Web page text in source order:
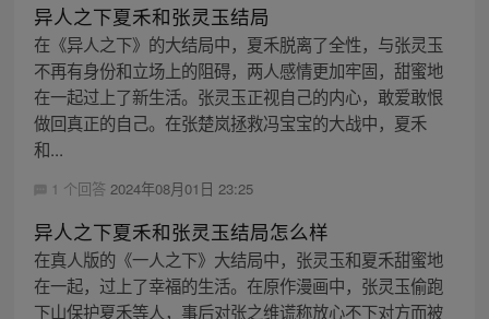
异人之下夏禾和张灵玉结局
在《异人之下》的大结局中，夏禾脱离了全性，与张灵玉
不再有身份和立场上的阻碍，两人感情更加牢固，甜蜜地
在一起过上了新生活。张灵玉正视自己的内心，敢爱敢恨
做回真正的自己。在张楚岚拯救冯宝宝的大战中，夏禾
和...
1 个回答 2024年08月01日 23:25
异人之下夏禾和张灵玉结局怎么样
在真人版的《一人之下》大结局中，张灵玉和夏禾甜蜜地
在一起，过上了幸福的生活。在原作漫画中，张灵玉偷跑
下山保护夏禾等人，事后对张之维谎称放心不下对方而被